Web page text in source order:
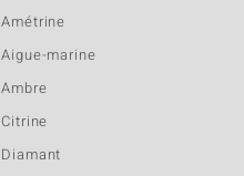
Amétrine
Aigue-marine
Ambre
Citrine
Diamant